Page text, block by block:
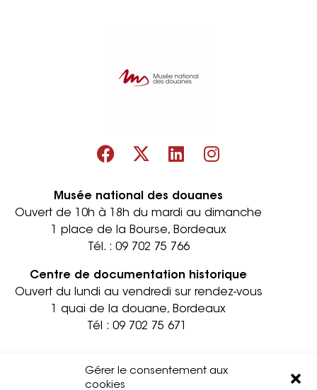
Gérer le consentement aux
cookies
Musée national des douanes
Ouvert de 10h à 18h du mardi au dimanche
1 place de la Bourse, Bordeaux
Tél. : 09 702 75 766
Centre de documentation historique
Ouvert du lundi au vendredi sur rendez-vous
1 quai de la douane, Bordeaux
Tél : 09 702 75 671
Accessibilité